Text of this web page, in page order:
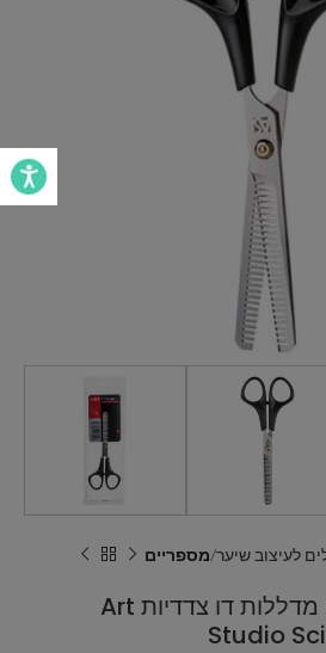
לעיצוב שיער מספריים
ARTERO – מספרי מדללות דו צדדיות Art
Studio